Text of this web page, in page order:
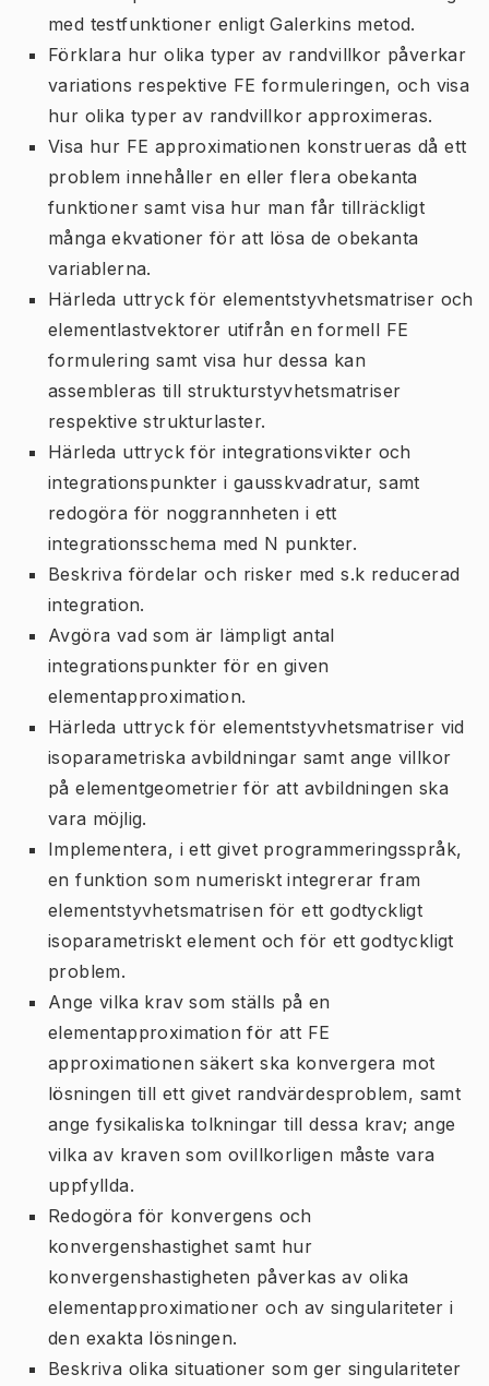
med testfunktioner enligt Galerkins metod.
Förklara hur olika typer av randvillkor påverkar
variations respektive FE formuleringen, och visa
hur olika typer av randvillkor approximeras.
Visa hur FE approximationen konstrueras då ett
problem innehåller en eller flera obekanta
funktioner samt visa hur man får tillräckligt
många ekvationer för att lösa de obekanta
variablerna.
Härleda uttryck för elementstyvhetsmatriser och
elementlastvektorer utifrån en formell FE
formulering samt visa hur dessa kan
assembleras till strukturstyvhetsmatriser
respektive strukturlaster.
Härleda uttryck för integrationsvikter och
integrationspunkter i gausskvadratur, samt
redogöra för noggrannheten i ett
integrationsschema med N punkter.
Beskriva fördelar och risker med s.k reducerad
integration.
Avgöra vad som är lämpligt antal
integrationspunkter för en given
elementapproximation.
Härleda uttryck för elementstyvhetsmatriser vid
isoparametriska avbildningar samt ange villkor
på elementgeometrier för att avbildningen ska
vara möjlig.
Implementera, i ett givet programmeringsspråk,
en funktion som numeriskt integrerar fram
elementstyvhetsmatrisen för ett godtyckligt
isoparametriskt element och för ett godtyckligt
problem.
Ange vilka krav som ställs på en
elementapproximation för att FE
approximationen säkert ska konvergera mot
lösningen till ett givet randvärdesproblem, samt
ange fysikaliska tolkningar till dessa krav; ange
vilka av kraven som ovillkorligen måste vara
uppfyllda.
Redogöra för konvergens och
konvergenshastighet samt hur
konvergenshastigheten påverkas av olika
elementapproximationer och av singulariteter i
den exakta lösningen.
Beskriva olika situationer som ger singulariteter